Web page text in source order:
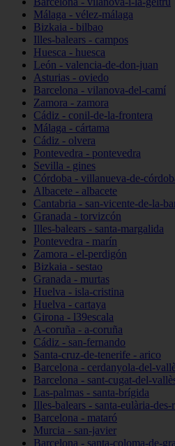
Málaga - vélez-málaga
Bizkaia - bilbao
Illes-balears - campos
Huesca - huesca
León - valencia-de-don-juan
Asturias - oviedo
Barcelona - vilanova-del-camí
Zamora - zamora
Cádiz - conil-de-la-frontera
Málaga - cártama
Cádiz - olvera
Pontevedra - pontevedra
Sevilla - gines
Córdoba - villanueva-de-
Albacete - albacete
Cantabria - san-vicente-de-la-
Granada - torvizcón
Illes-balears - santa-margalida
Pontevedra - marín
Zamora - el-perdigón
Bizkaia - sestao
Granada - murtas
Huelva - isla-cristina
Huelva - cartaya
Girona - l39escala
A-coruña - a-coruña
Cádiz - san-fernando
Santa-cruz-de-tenerife - arico
Barcelona - cerdanyola-del-
Barcelona - sant-cugat-del-
Las-palmas - santa-brígida
Illes-balears - santa-eulària-des-
Barcelona - mataró
Murcia - san-javier
Barcelona - santa-coloma-de-